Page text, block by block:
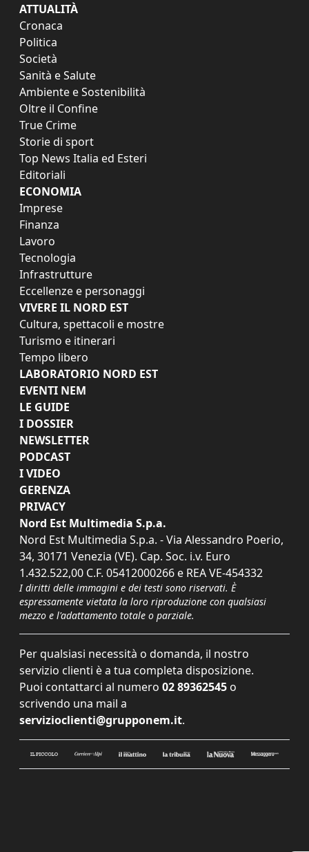
ATTUALITÀ
Cronaca
Politica
Società
Sanità e Salute
Ambiente e Sostenibilità
Oltre il Confine
True Crime
Storie di sport
Top News Italia ed Esteri
Editoriali
ECONOMIA
Imprese
Finanza
Lavoro
Tecnologia
Infrastrutture
Eccellenze e personaggi
VIVERE IL NORD EST
Cultura, spettacoli e mostre
Turismo e itinerari
Tempo libero
LABORATORIO NORD EST
EVENTI NEM
LE GUIDE
I DOSSIER
NEWSLETTER
PODCAST
I VIDEO
GERENZA
PRIVACY
Nord Est Multimedia S.p.a.
Nord Est Multimedia S.p.a. - Via Alessandro Poerio,
34, 30171 Venezia (VE). Cap. Soc. i.v. Euro
1.432.522,00 C.F. 05412000266 e REA VE-454332
I diritti delle immagini e dei testi sono riservati. È
espressamente vietata la loro riproduzione con qualsiasi
mezzo e l'adattamento totale o parziale.
Per qualsiasi necessità o domanda, il nostro
servizio clienti è a tua completa disposizione.
Puoi contattarci al numero 02 89362545 o
scrivendo una mail a
servizioclienti@grupponem.it.